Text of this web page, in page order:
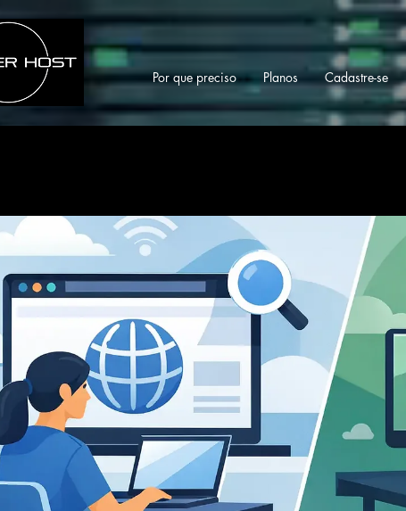
Por que preciso Planos Cadastre-se